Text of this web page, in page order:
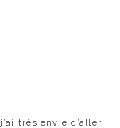
j’ai très envie d’aller